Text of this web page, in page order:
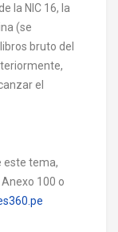
la NIC 16, la
(se
bruto del
el
este tema,
100 o